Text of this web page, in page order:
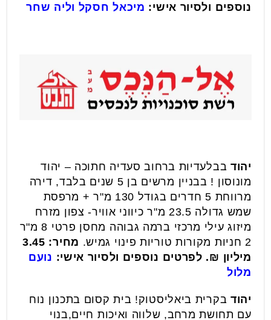
נוספים ולסיור אישי: מיכאל חסקל וליה שחר
יהוד בבלעדיות ברחוב סעדיה חתוכה – יהוד
מונוסון ! בבניין מרשים בן 5 שנים בלבד, דירה
מרווחת 5 חדרים בגודל 130 מ"ר + מרפסת
שמש גדולה 23.5 מ"ר כיווני אוויר- צפון מזרח
מיזוג עילי מרכזי ברמה גבוהה מחסן פרטי 8 מ"ר
2 חניות מקורות טוריות פינוי גמיש.
מחיר: 3.45
מיליון ₪. לפרטים נוספים ולסיור אישי: נועם
מלול
יהוד בקרית ביאליסטוק! בית קסום בתכנון נוח
עם תחושת מרחב, שלווה ואיכות חיים,בנוי